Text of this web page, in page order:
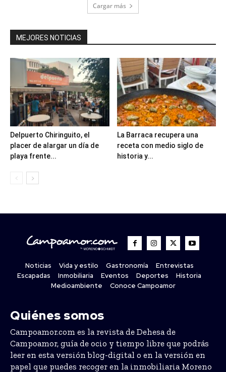
Cargar más
MEJORES NOTICIAS
Delpuerto Chiringuito, el
placer de alargar un día de
playa frente...
La Barraca recupera una
receta con medio siglo de
historia y...
Noticias Vida y estilo Gastronomía
Entrevistas
Escapadas
Inmobiliaria Eventos Deportes
Historia
Medioambiente
Conoce Campoamor
Quiénes somos
Campoamor.com es la revista de Dehesa de
Campoamor, guía de ocio y tiempo libre que podrás
leer en esta versión blog-digital o en la versión en
papel que puedes recoger en la inmobiliaria Moreno